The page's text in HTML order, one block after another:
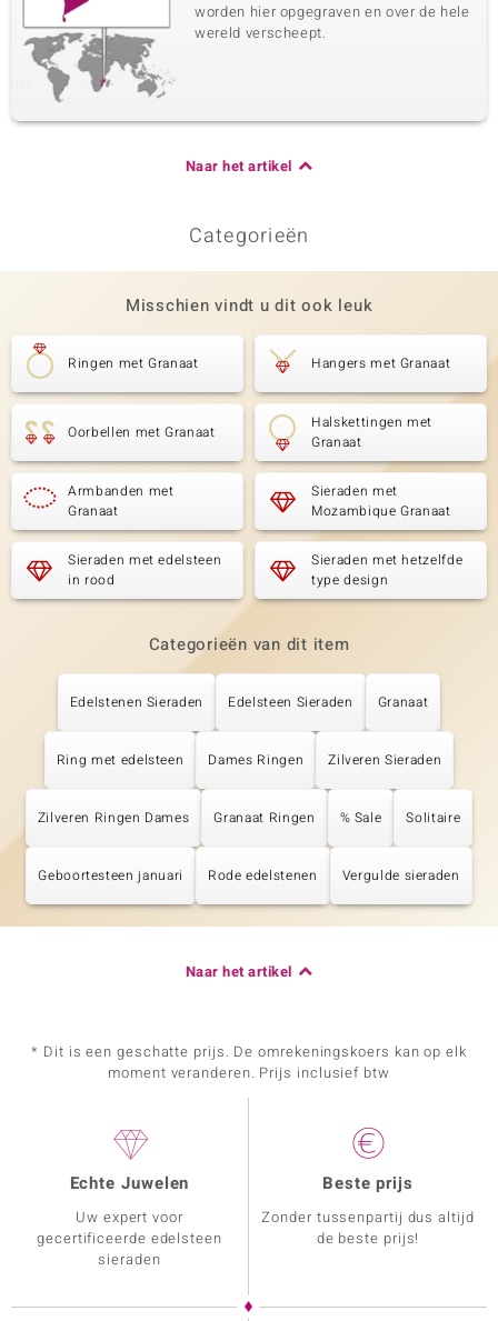
worden hier opgegraven en over de hele
wereld verscheept.
Naar het artikel
Categorieën
Misschien vindt u dit ook leuk
Ringen met Granaat Hangers met Granaat
Oorbellen met Granaat
Halskettingen met
Granaat
Armbanden met
Granaat
Sieraden met
Mozambique Granaat
Sieraden met edelsteen
in rood
Sieraden met hetzelfde
type design
Categorieën van dit item
Edelstenen Sieraden Edelsteen Sieraden Granaat
Ring met edelsteen Dames Ringen Zilveren Sieraden
Zilveren Ringen Dames Granaat Ringen % Sale Solitaire
Geboortesteen januari Rode edelstenen Vergulde sieraden
Naar het artikel
* Dit is een geschatte prijs. De omrekeningskoers kan op elk
moment veranderen. Prijs inclusief btw
Echte Juwelen
Uw expert voor
gecertificeerde edelsteen
sieraden
Beste prijs
Zonder tussenpartij dus altijd
de beste prijs!